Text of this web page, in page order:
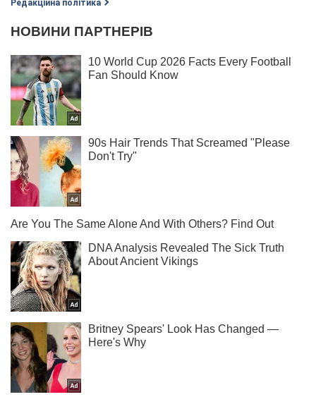
Редакційна політика